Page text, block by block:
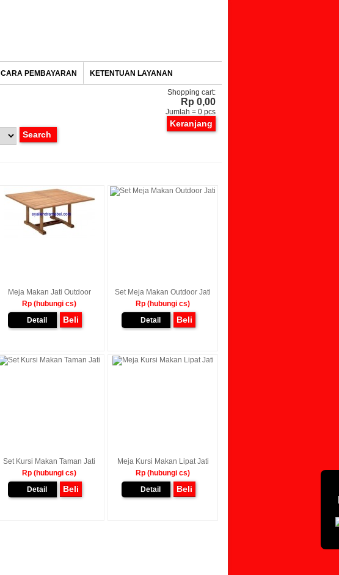
CARA PEMBAYARAN KETENTUAN LAYANAN
Shopping cart:
Rp 0,00
Jumlah = 0 pcs
Keranjang
Meja Makan Jati Outdoor
Rp (hubungi cs)
Detail
Beli
Set Meja Makan Outdoor Jati
Rp (hubungi cs)
Detail
Beli
Set Kursi Makan Taman Jati
Rp (hubungi cs)
Detail
Beli
Meja Kursi Makan Lipat Jati
Rp (hubungi cs)
Detail
Beli